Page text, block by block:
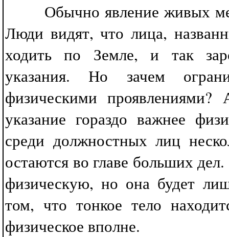
Обычно явление живых
Люди видят, что лица,
ходить по Земле, и так
указания. Но зачем
физическими проявлениями?
указание гораздо важнее
среди должностных лиц
остаются во главе больших
физическую, но она будет
том, что тонкое тело
физическое вполне.